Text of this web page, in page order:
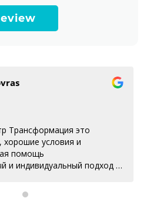
Трансформация это
хорошие условия и
помощь
подход к